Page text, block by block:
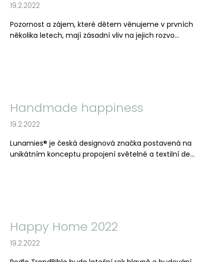
19.2.2022
Pozornost a zájem, které dětem věnujeme v prvních
několika letech, mají zásadní vliv na jejich rozvo...
Handmade happiness
19.2.2022
Lunamies® je česká designová značka postavená na
unikátním konceptu propojení světelné a textilní de...
Happy Home 2022
19.2.2022